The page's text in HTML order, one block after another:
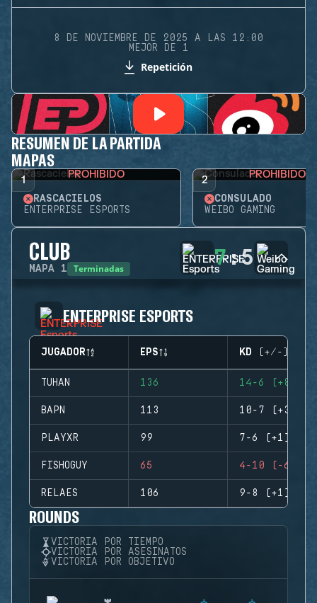
8 DE NOVIEMBRE DE 2025 A LAS 12:00
MEJOR DE 1
Repetición
RESUMEN DE LA PARTIDA
MAPAS
1 PROHIBIDO
RASCACIELOS
ENTERPRISE ESPORTS
2 PROHIBIDO
CONSULADO
WEIBO GAMING
CLUB
MAPA 1 Terminadas 7:5
ENTERPRISE ESPORTS
JUGADOR EPS KD (+/-)
TUHAN 136 14-6 (+8)
BAPN 113 10-7 (+3)
PLAYXR 99 7-6 (+1)
FISHOGUY 65 4-10 (-6)
RELAES 106 9-8 (+1)
ROUNDS
VICTORIA POR TIEMPO
VICTORIA POR ASESINATOS
VICTORIA POR OBJETIVO